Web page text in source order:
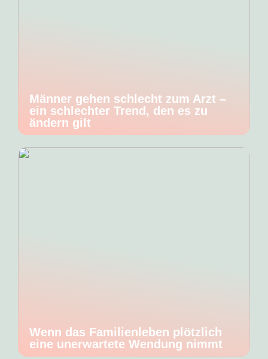
Männer gehen schlecht zum Arzt –
ein schlechter Trend, den es zu
ändern gilt
Wenn das Familienleben plötzlich
eine unerwartete Wendung nimmt